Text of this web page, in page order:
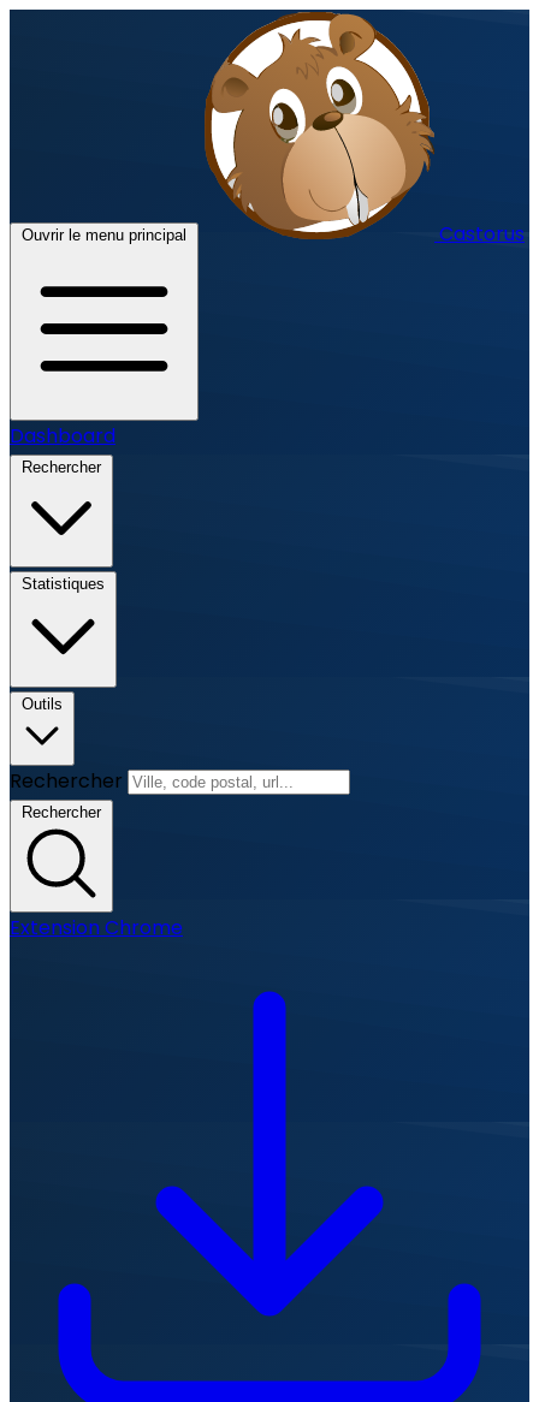
Ouvrir le menu principal Castorus
Dashboard
Rechercher
Statistiques
Outils
Rechercher
Rechercher
Extension Chrome